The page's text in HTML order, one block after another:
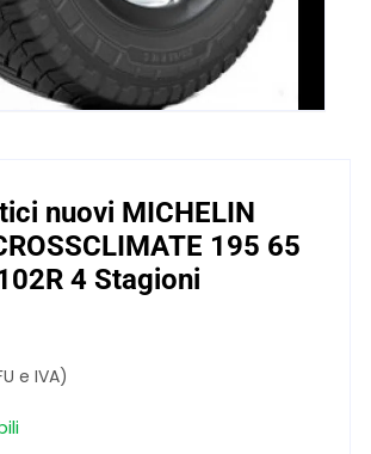
nuovi MICHELIN
195 65
4 Stagioni
e IVA)